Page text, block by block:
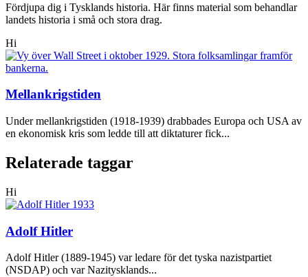
Fördjupa dig i Tysklands historia. Här finns material som behandlar
landets historia i små och stora drag.
Hi
Mellankrigstiden
Under mellankrigstiden (1918-1939) drabbades Europa och USA av
en ekonomisk kris som ledde till att diktaturer fick...
Relaterade taggar
Hi
Adolf Hitler
Adolf Hitler (1889-1945) var ledare för det tyska nazistpartiet
(NSDAP) och var Nazitysklands...